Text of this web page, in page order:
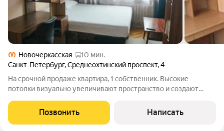
Новочеркасская
10 мин.
Санкт-Петербург,Среднеохтинский проспект,4
На срочной продаже квартира, 1 собственник. Высокие
потолки визуально увеличивают пространство и создают
тишину и спокойную атмосферу. В квартире раздельный
санузел, что повышает уровень
Позвонить Написать